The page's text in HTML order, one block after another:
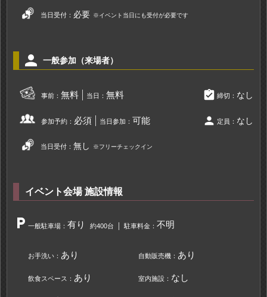
当日受付： 必要 ※イベント当日にも受付が必要です
person 一般参加（来場者）
事前： 無料 当日： 無料 assignment_turned_in 締切： なし
参加予約： 必須 当日参加： 可能 person 定員： なし
当日受付：無し ※フリーチェックイン
イベント会場 施設情報
local_parking 一般駐車場： 有り 約400台 駐車料金： 不明
お手洗い： あり 自動販売機： あり
飲食スペース： あり 室内施設： なし